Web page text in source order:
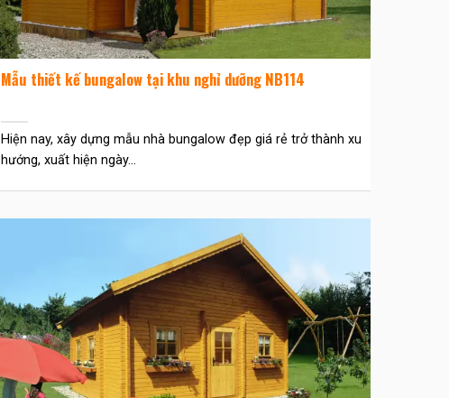
Mẫu thiết kế bungalow tại khu nghỉ dưỡng NB114
Hiện nay, xây dựng mẫu nhà bungalow đẹp giá rẻ trở thành xu
hướng, xuất hiện ngày...